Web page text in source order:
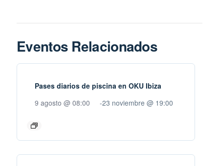
Eventos Relacionados
Pases diarios de piscina en OKU Ibiza
9 agosto @ 08:00
-23 noviembre @ 19:00